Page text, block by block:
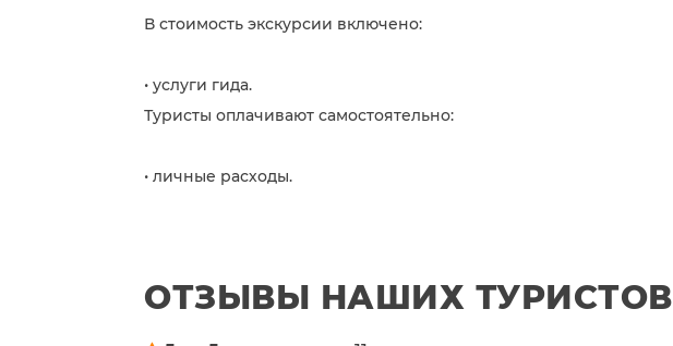
В стоимость экскурсии включено:
• услуги гида.
Туристы оплачивают самостоятельно:
• личные расходы.
ОТЗЫВЫ НАШИХ ТУРИСТОВ